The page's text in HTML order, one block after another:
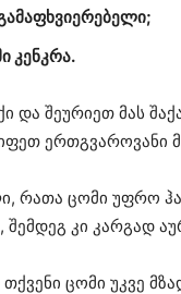
კენკრა.
და შეურიეთ მას
ერთგვაროვანი
რათა ცომი უფრო
კი კარგად
ცომი უკვე